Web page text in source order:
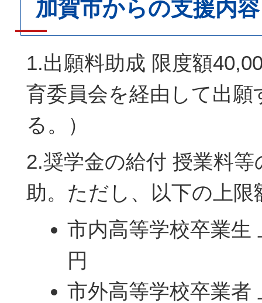
加賀市からの支援内容
1.出願料助成 限度額
育委員会を経由して出願
る。）
2.奨学金の給付 授業料
助。ただし、以下の上
市内高等学校卒業生
円
市外高等学校卒業者